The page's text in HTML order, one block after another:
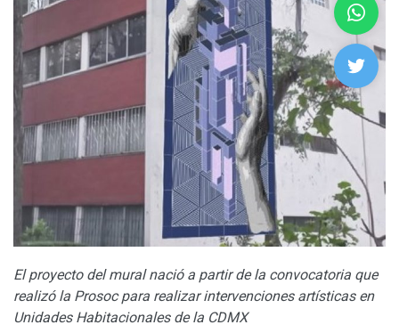
El proyecto del mural nació a partir de la convocatoria que
realizó la Prosoc para realizar intervenciones artísticas en
Unidades Habitacionales de la CDMX